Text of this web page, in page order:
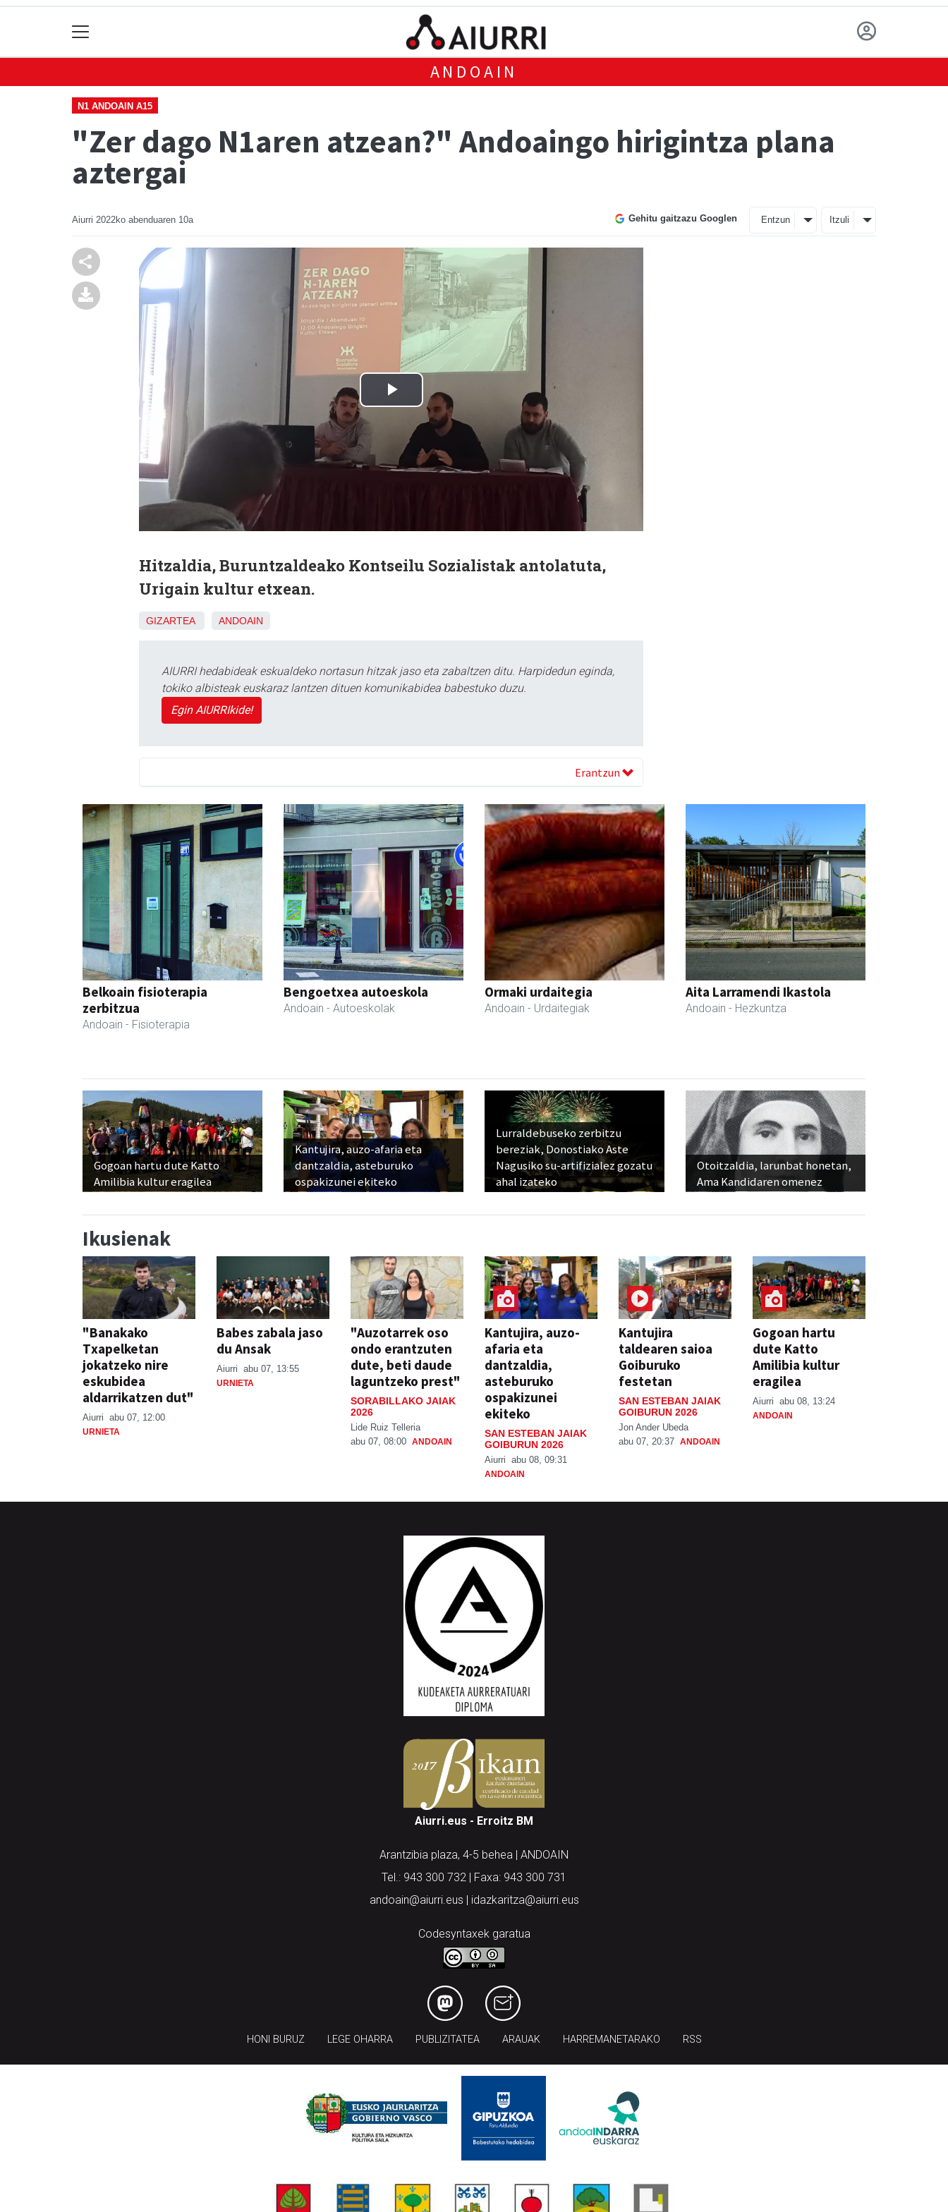
ANDOAIN
N1 ANDOAIN A15
"Zer dago N1aren atzean?" Andoaingo hirigintza plana
aztergai
Aiurri 2022ko abenduaren 10a Gehitu gaitzazu Googlen Entzun Itzuli
Hitzaldia, Buruntzaldeako Kontseilu Sozialistak antolatuta,
Urigain kultur etxean.
GIZARTEA ANDOAIN
AIURRI hedabideak eskualdeko nortasun hitzak jaso eta zabaltzen ditu. Harpidedun eginda,
tokiko albisteak euskaraz lantzen dituen komunikabidea babestuko duzu.
Egin AIURRIkide!
Erantzun
Belkoain fisioterapia
zerbitzua
Andoain - Fisioterapia
Bengoetxea autoeskola
Andoain - Autoeskolak
Ormaki urdaitegia
Andoain - Urdaitegiak
Aita Larramendi Ikastola
Andoain - Hezkuntza
Gogoan hartu dute Katto
Amilibia kultur eragilea
Kantujira, auzo-afaria eta
dantzaldia, asteburuko
ospakizunei ekiteko
Lurraldebuseko zerbitzu
bereziak, Donostiako Aste
Nagusiko su-artifizialez gozatu
ahal izateko
Otoitzaldia, larunbat honetan,
Ama Kandidaren omenez
Ikusienak
"Banakako
Txapelketan
jokatzeko nire
eskubidea
aldarrikatzen dut"
Aiurri abu 07, 12:00
URNIETA
Babes zabala jaso
du Ansak
Aiurri abu 07, 13:55
URNIETA
"Auzotarrek oso
ondo erantzuten
dute, beti daude
laguntzeko prest"
SORABILLAKO JAIAK
2026
Lide Ruiz Telleria
abu 07, 08:00 ANDOAIN
Kantujira, auzo-
afaria eta
dantzaldia,
asteburuko
ospakizunei
ekiteko
SAN ESTEBAN JAIAK
GOIBURUN 2026
Aiurri abu 08, 09:31
ANDOAIN
Kantujira
taldearen saioa
Goiburuko
festetan
SAN ESTEBAN JAIAK
GOIBURUN 2026
Jon Ander Ubeda
abu 07, 20:37 ANDOAIN
Gogoan hartu
dute Katto
Amilibia kultur
eragilea
Aiurri abu 08, 13:24
ANDOAIN
Aiurri.eus - Erroitz BM
Arantzibia plaza, 4-5 behea | ANDOAIN
Tel.: 943 300 732 | Faxa: 943 300 731
andoain@aiurri.eus | idazkaritza@aiurri.eus
Codesyntaxek garatua
HONI BURUZ LEGE OHARRA PUBLIZITATEA ARAUAK HARREMANETARAKO RSS